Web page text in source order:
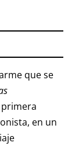
que se
en un